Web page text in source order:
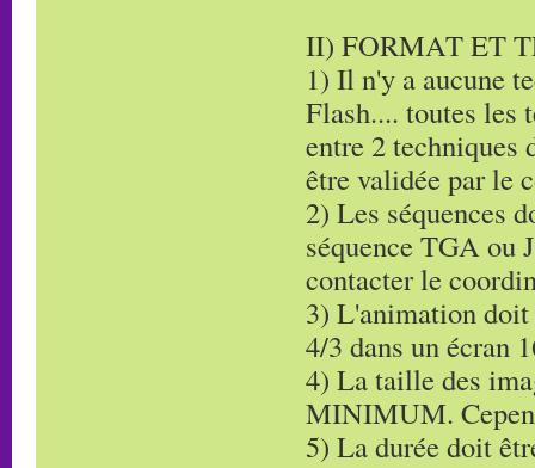
II) FORMAT ET
1) Il n'y a aucune
Flash.... toutes les
entre 2 techniques
être validée par le
2) Les séquences
séquence TGA ou
contacter le
3) L'animation
4/3 dans un écran
4) La taille des
MINIMUM.
5) La durée doit